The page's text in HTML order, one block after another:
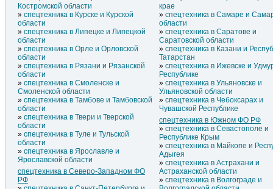
Костромской области
спецтехника в Курске и Курской
области
спецтехника в Липецке и Липецкой
области
спецтехника в Орле и Орловской
области
спецтехника в Рязани и Рязанской
области
спецтехника в Смоленске и
Смоленской области
спецтехника в Тамбове и Тамбовской
области
спецтехника в Твери и Тверской
области
спецтехника в Туле и Тульской
области
спецтехника в Ярославле и
Ярославской области
спецтехника в Северо-Западном ФО
РФ
крае
спецтехника в Самаре и
области
спецтехника в Саратове и
Саратовской области
спецтехника в Казани и
Татарстан
спецтехника в Ижевске и
Республике
спецтехника в Ульяновске и
Ульяновской области
спецтехника в Чебоксарах и
Чувашской Республике
спецтехника в Южном ФО РФ
спецтехника в Севастополе и
Республике Крым
спецтехника в Майкопе и
Адыгея
спецтехника в Астрахани и
Астраханской области
спецтехника в Волгограде и